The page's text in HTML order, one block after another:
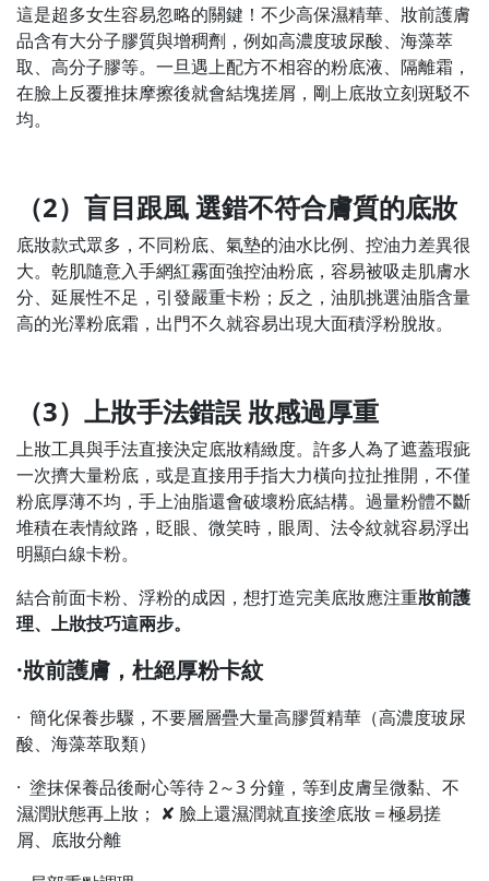
這是超多女生容易忽略的關鍵！不少高保濕精華、妝前護膚
品含有大分子膠質與增稠劑，例如高濃度玻尿酸、海藻萃
取、高分子膠等。一旦遇上配方不相容的粉底液、隔離霜，
在臉上反覆推抹摩擦後就會結塊搓屑，剛上底妝立刻斑駁不
均。
（2）盲目跟風 選錯不符合膚質的底妝
底妝款式眾多，不同粉底、氣墊的油水比例、控油力差異很
大。乾肌隨意入手網紅霧面強控油粉底，容易被吸走肌膚水
分、延展性不足，引發嚴重卡粉；反之，油肌挑選油脂含量
高的光澤粉底霜，出門不久就容易出現大面積浮粉脫妝。
（3）上妝手法錯誤 妝感過厚重
上妝工具與手法直接決定底妝精緻度。許多人為了遮蓋瑕疵
一次擠大量粉底，或是直接用手指大力橫向拉扯推開，不僅
粉底厚薄不均，手上油脂還會破壞粉底結構。過量粉體不斷
堆積在表情紋路，眨眼、微笑時，眼周、法令紋就容易浮出
明顯白線卡粉。
結合前面卡粉、浮粉的成因，想打造完美底妝應注重妝前護
理、上妝技巧這兩步。
·妝前護膚，杜絕厚粉卡紋
· 簡化保養步驟，不要層層疊大量高膠質精華（高濃度玻尿
酸、海藻萃取類）
· 塗抹保養品後耐心等待 2～3 分鐘，等到皮膚呈微黏、不
濕潤狀態再上妝； ✘ 臉上還濕潤就直接塗底妝＝極易搓
屑、底妝分離